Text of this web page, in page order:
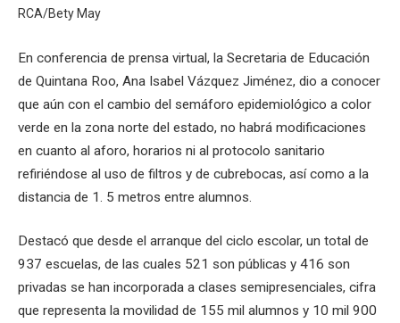
RCA/Bety May
En conferencia de prensa virtual, la Secretaria de Educación
de Quintana Roo, Ana Isabel Vázquez Jiménez, dio a conocer
que aún con el cambio del semáforo epidemiológico a color
verde en la zona norte del estado, no habrá modificaciones
en cuanto al aforo, horarios ni al protocolo sanitario
refiriéndose al uso de filtros y de cubrebocas, así como a la
distancia de 1. 5 metros entre alumnos.
Destacó que desde el arranque del ciclo escolar, un total de
937 escuelas, de las cuales 521 son públicas y 416 son
privadas se han incorporada a clases semipresenciales, cifra
que representa la movilidad de 155 mil alumnos y 10 mil 900